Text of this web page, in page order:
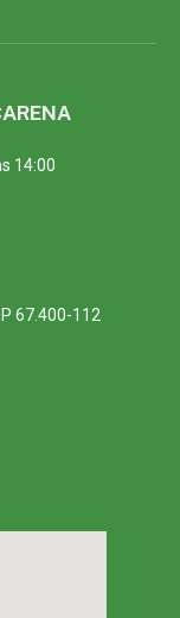
14:00
67.400-112